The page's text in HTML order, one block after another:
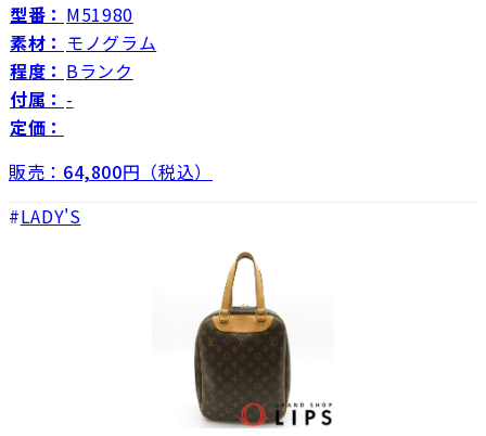
型番： M51980
素材： モノグラム
程度： Bランク
付属： -
定価：
販売： 64,800円（税込）
LADY'S